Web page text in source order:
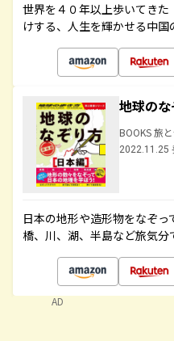
世界を４０年以上歩いてき
けする、人生を輝かせる中
地球の
BOOKS 旅
2022.11.25
日本の地形や造形物をなぞ
橋、川、湖、半島など旅気分
AD